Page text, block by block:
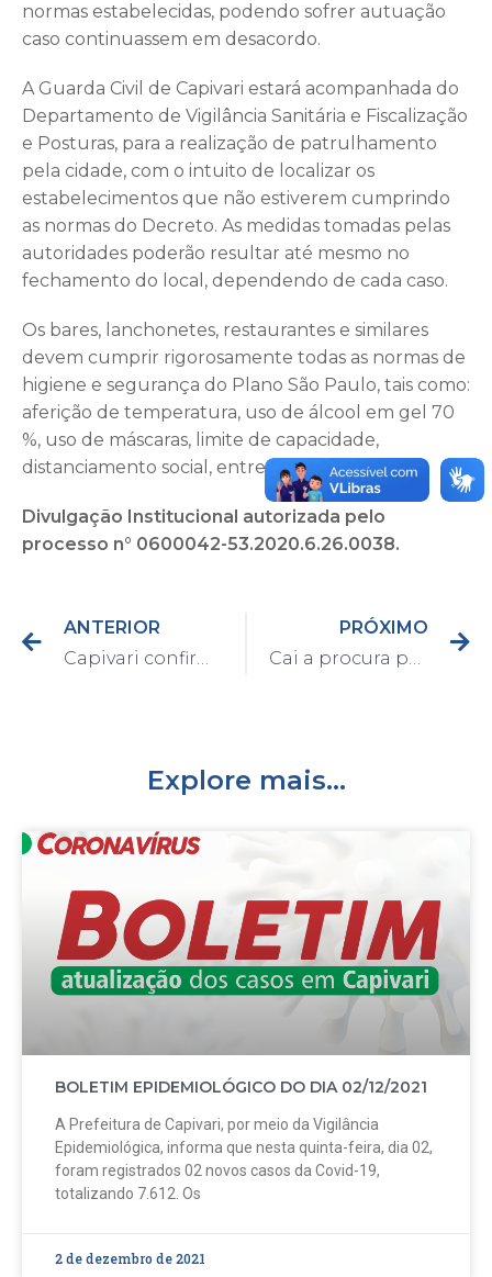
normas estabelecidas, podendo sofrer autuação
caso continuassem em desacordo.
A Guarda Civil de Capivari estará acompanhada do
Departamento de Vigilância Sanitária e Fiscalização
e Posturas, para a realização de patrulhamento
pela cidade, com o intuito de localizar os
estabelecimentos que não estiverem cumprindo
as normas do Decreto. As medidas tomadas pelas
autoridades poderão resultar até mesmo no
fechamento do local, dependendo de cada caso.
Os bares, lanchonetes, restaurantes e similares
devem cumprir rigorosamente todas as normas de
higiene e segurança do Plano São Paulo, tais como:
aferição de temperatura, uso de álcool em gel 70
%, uso de máscaras, limite de capacidade,
distanciamento social, entre outros.
Divulgação Institucional autorizada pelo
processo n° 0600042-53.2020.6.26.0038.
ANTERIOR
Capivari confirma já nos primeiros 15 dias do mês de setembro 134 casos de Covid-19
PRÓXIMO
Cai a procura por atendimentos no Centro de Triagem do Coronavírus em Capivari
Explore mais...
BOLETIM EPIDEMIOLÓGICO DO DIA 02/12/2021
A Prefeitura de Capivari, por meio da Vigilância
Epidemiológica, informa que nesta quinta-feira, dia 02,
foram registrados 02 novos casos da Covid-19,
totalizando 7.612. Os
2 de dezembro de 2021